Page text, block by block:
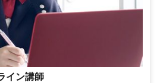
イン講師